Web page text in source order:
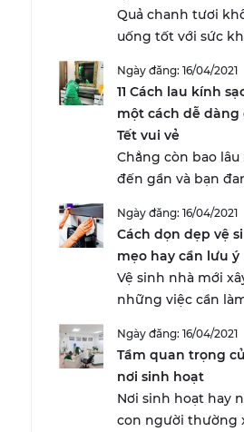
Quả chanh tươi
uống tốt với sức
Ngày đăng: 16/04/2021
11 Cách lau kính
một cách dễ dàng
Tết vui vẻ
Chẳng còn bao lâu
đến gần và bạn
Ngày đăng: 16/04/2021
Cách dọn dẹp vệ
mẹo hay cần lưu ý
Vệ sinh nhà mới
những việc cần
Ngày đăng: 16/04/2021
Tầm quan trọng
nơi sinh hoạt
Nơi sinh hoạt hay
con người thường